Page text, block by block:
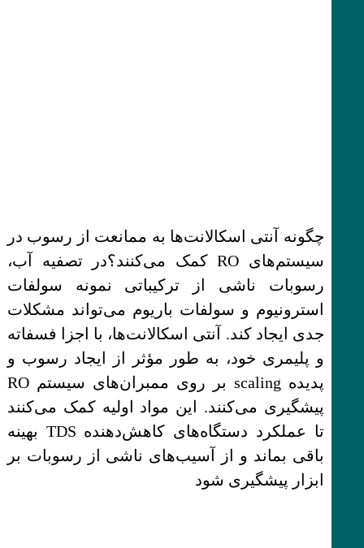
چگونه آنتی اسکالانت‌ها به ممانعت از رسوب در
سیستم‌های RO کمک می‌کنند؟در تصفیه آب،
رسوبات ناشی از ترکیباتی نمونه سولفات
استرونیوم و سولفات باریوم می‌تواند مشکلات
جدی ایجاد کند. آنتی اسکالانت‌ها، با اجزا فسفاته
و پلیمری خود، به طور مؤثر از ایجاد رسوب و
پدیده scaling بر روی ممبران‌های سیستم RO
پیشگیری می‌کنند. این مواد اولیه کمک می‌کنند
تا عملکرد دستگاه‌های کاهش‌دهنده TDS بهینه
باقی بماند و از آسیب‌های ناشی از رسوبات بر
ابزار پیشگیری شود